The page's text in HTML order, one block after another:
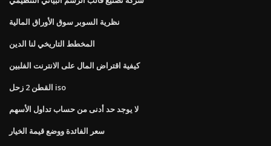
نظرية السوبر سوق الأوراق المالية
المخطط التاريخي لنا الدين
كيفية اقتراض المال على الانترنت الفلبين
القطن 2 زحل iso
لا يوجد حد أدنى من حساب تداول الأسهم
سعر الفائدة ووضع قيمة الخيار